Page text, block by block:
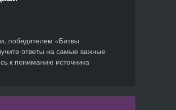
победителем «Битвы
ответы на самые важные
к пониманию источника